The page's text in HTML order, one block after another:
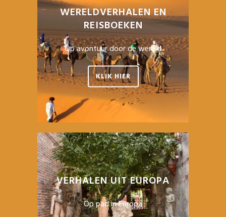
WERELDVERHALEN EN
REISBOEKEN
Op avontuur door de wereld
KLIK HIER
VERHALEN UIT EUROPA
Op pad in Europa